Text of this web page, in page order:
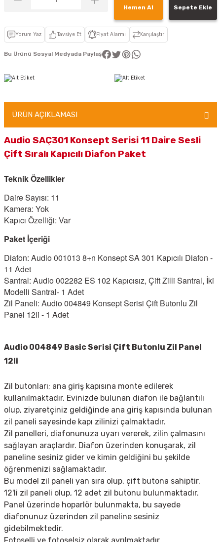
Hemen Al Sepete Ekle
Yorum Yaz Tavsiye Et Fiyat Alarmı Karşılaştır
Bu Ürünü Sosyal Medyada Paylaş
ÜRÜN AÇIKLAMASI
Audio SAÇ301 Konsept Serisi 11 Daire Sesli
Çift Sıralı Kapıcılı Diafon Paket
Teknik Özellikler
Daire Sayısı: 11
Kamera: Yok
Kapıcı Özelliği: Var
Paket İçeriği
Diafon: Audio 001013 8+n Konsept SA 301 Kapıcılı Diafon -
11 Adet
Santral: Audio 002282 ES 102 Kapıcısız, Çift Zilli Santral, İki
Modelli Santral- 1 Adet
Zil Paneli: Audio 004849 Konsept Serisi Çift Butonlu Zil
Panel 12li - 1 Adet
Audio 004849 Basic Serisi Çift Butonlu Zil Panel
12li
Zil butonları; ana giriş kapısına monte edilerek
kullanılmaktadır. Evinizde bulunan diafon ile bağlantılı
olup, ziyaretçiniz geldiğinde ana giriş kapısında bulunan
zil paneli sayesinde kapı zilinizi çalmaktadır.
Zil panelleri, diafonunuza uyarı vererek, zilin çalmasını
sağlayan araçlardır. Diafon üzerinden konuşarak, zil
paneline sesiniz gider ve kimin geldiğini bu şekilde
öğrenmenizi sağlamaktadır.
Bu model zil paneli yan sıra olup, çift butona sahiptir.
12'li zil paneli olup, 12 adet zil butonu bulunmaktadır.
Panel üzerinde hoparlör bulunmakta, bu sayede
diafonunuz üzerinden zil paneline sesiniz
gidebilmektedir.